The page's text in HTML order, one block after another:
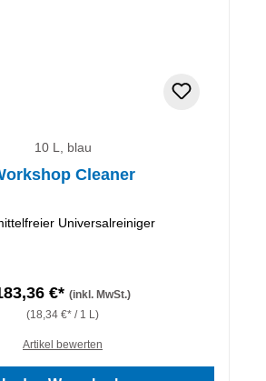
10 L, blau
Cleaner
Universalreiniger
€* (inkl. MwSt.)
(18,34 €* / 1 L)
Artikel bewerten